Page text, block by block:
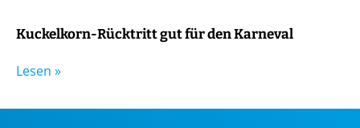
Kuckelkorn-Rücktritt gut für den Karneval
Lesen »